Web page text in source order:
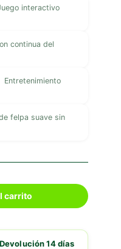
interactivo
continua del
Entretenimiento
felpa suave sin
carrito
14 días